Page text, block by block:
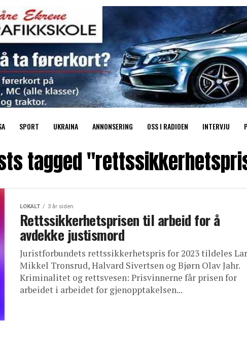
SPORT UKRAINA ANNONSERING OSS I RADIOEN INTERVJU
tagged
LOKALT 3 år siden
Rettssikkerhetsprisen til arbeid for å
avdekke justismord
Juristforbundets rettssikkerhetspris for 2023 tildeles
Mikkel Tronsrud, Halvard Sivertsen og Bjørn Olav Jahr.
Kriminalitet og rettsvesen: Prisvinnerne får prisen for
arbeidet i arbeidet for gjenopptakelsen...